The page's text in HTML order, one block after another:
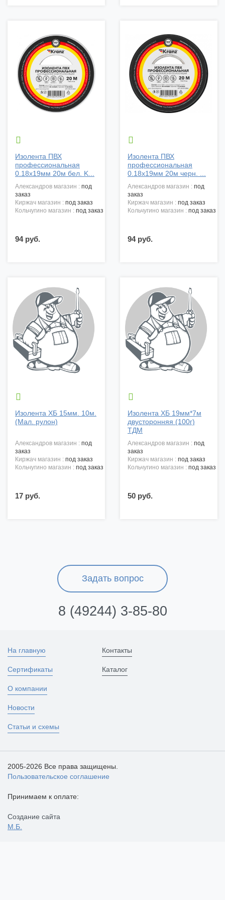

Изолента ПВХ
профессиональная
0.18х19мм 20м бел. K...
александров магазин : под
заказ
киржач магазин : под заказ
кольчугино магазин : под заказ
94 руб.

Изолента ПВХ
профессиональная
0.18х19мм 20м черн. ...
александров магазин : под
заказ
киржач магазин : под заказ
кольчугино магазин : под заказ
94 руб.

Изолента ХБ 15мм. 10м.
(Мал. рулон)
александров магазин : под
заказ
киржач магазин : под заказ
кольчугино магазин : под заказ
17 руб.

Изолента ХБ 19мм*7м
двусторонняя (100г)
ТДМ
александров магазин : под
заказ
киржач магазин : под заказ
кольчугино магазин : под заказ
50 руб.
Задать вопрос
8 (49244) 3-85-80
На главную
Сертификаты
О компании
Новости
Статьи и схемы
Контакты
Каталог
2005-2026 Все права защищены.
Пользовательское соглашение
Принимаем к оплате:
Создание сайта
М.Б.